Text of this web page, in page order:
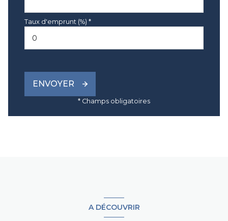
Taux d'emprunt (%) *
ENVOYER
* Champs obligatoires
A DÉCOUVRIR